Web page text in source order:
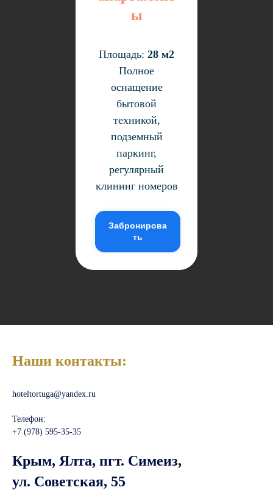
ы
Площадь: 28 м2
Полное
оснащение
бытовой
техникой,
подземный
паркинг,
регулярный
клининг номеров
Забронирова
ть
Наши контакты:
hoteltortuga@yandex.ru
Телефон:
+7 (978) 595-35-35
Крым, Ялта, пгт. Симеиз,
ул. Советская, 55